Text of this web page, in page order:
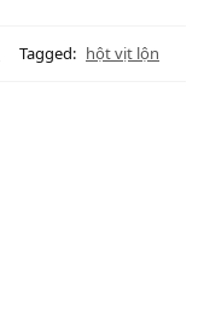
Tagged: hột vịt lộn